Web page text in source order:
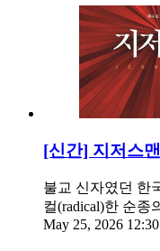
[신간] 지저스
불교 신자였던 한
컬(radical)한 순
May 25, 2026